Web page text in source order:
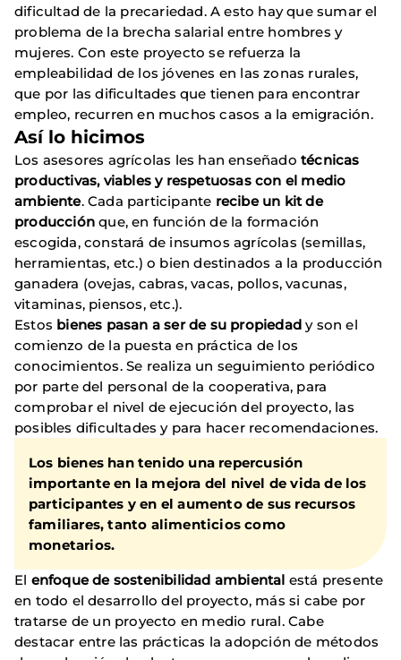
dificultad de la precariedad. A esto hay que sumar el
problema de la brecha salarial entre hombres y
mujeres. Con este proyecto se refuerza la
empleabilidad de los jóvenes en las zonas rurales,
que por las dificultades que tienen para encontrar
empleo, recurren en muchos casos a la emigración.
Así lo hicimos
Los asesores agrícolas les han enseñado técnicas
productivas, viables y respetuosas con el medio
ambiente. Cada participante recibe un kit de
producción que, en función de la formación
escogida, constará de insumos agrícolas (semillas,
herramientas, etc.) o bien destinados a la producción
ganadera (ovejas, cabras, vacas, pollos, vacunas,
vitaminas, piensos, etc.).
Estos bienes pasan a ser de su propiedad y son el
comienzo de la puesta en práctica de los
conocimientos. Se realiza un seguimiento periódico
por parte del personal de la cooperativa, para
comprobar el nivel de ejecución del proyecto, las
posibles dificultades y para hacer recomendaciones.
Los bienes han tenido una repercusión
importante en la mejora del nivel de vida de los
participantes y en el aumento de sus recursos
familiares, tanto alimenticios como
monetarios.
El enfoque de sostenibilidad ambiental está presente
en todo el desarrollo del proyecto, más si cabe por
tratarse de un proyecto en medio rural. Cabe
destacar entre las prácticas la adopción de métodos